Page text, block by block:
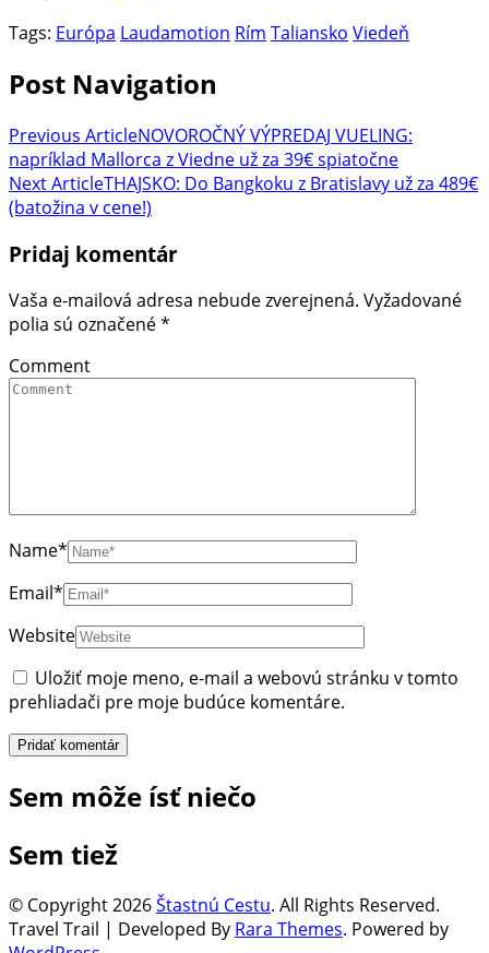
Tags: Európa Laudamotion Rím Taliansko Viedeň
Post Navigation
Previous ArticleNOVOROČNÝ VÝPREDAJ VUELING:
napríklad Mallorca z Viedne už za 39€ spiatočne
Next ArticleTHAJSKO: Do Bangkoku z Bratislavy už za 489€
(batožina v cene!)
Pridaj komentár
Vaša e-mailová adresa nebude zverejnená. Vyžadované
polia sú označené*
Comment
Name*
Email*
Website
Uložiť moje meno, e-mail a webovú stránku v tomto
prehliadači pre moje budúce komentáre.
Sem môže ísť niečo
Sem tiež
© Copyright 2026Štastnú Cestu. All Rights Reserved.
Travel Trail | Developed By Rara Themes. Powered by